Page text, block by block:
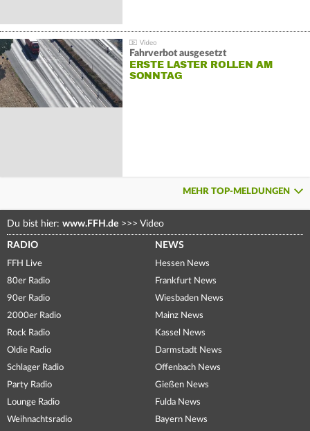
Fahrverbot ausgesetzt
ERSTE LASTER ROLLEN AM
SONNTAG
MEHR TOP-MELDUNGEN
Du bist hier: www.FFH.de >>> Video
RADIO
FFH Live
80er Radio
90er Radio
2000er Radio
Rock Radio
Oldie Radio
Schlager Radio
Party Radio
Lounge Radio
Weihnachtsradio
NEWS
Hessen News
Frankfurt News
Wiesbaden News
Mainz News
Kassel News
Darmstadt News
Offenbach News
Gießen News
Fulda News
Bayern News